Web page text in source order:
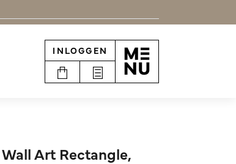
INLOGGEN
Art Rectangle,